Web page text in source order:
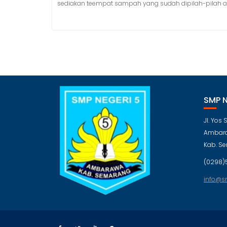
sediakan teempat sampah yang sudah dipilah-pilah
SMP
Jl. Yos
Kab.